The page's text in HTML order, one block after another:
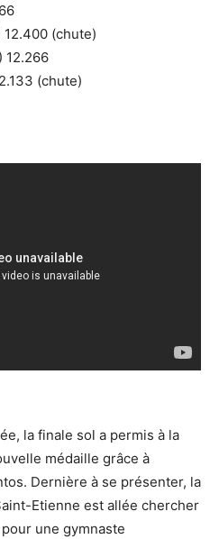
(chute)
12.266
(chute)
la finale sol a permis à la
médaille grâce à
Dernière à se présenter, la
Etienne est allée chercher
une gymnaste